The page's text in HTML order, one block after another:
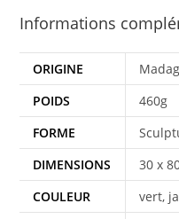
Informations
ORIGINE
POIDS
460g
FORME
DIMENSIONS
30 x
COULEUR
vert,